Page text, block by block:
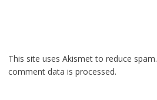
This site uses Akismet to reduce spam.
comment data is processed.